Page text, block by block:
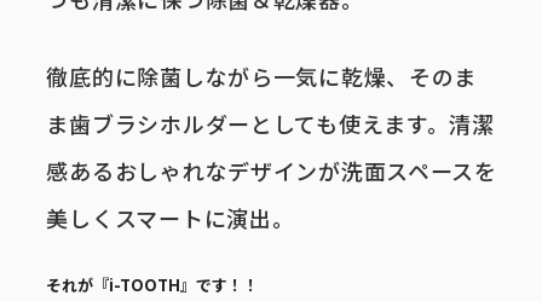
徹底的に除菌しながら一気に乾燥、そのま
ま歯ブラシホルダーとしても使えます。清潔
感あるおしゃれなデザインが洗面スペースを
美しくスマートに演出。
それが『i-TOOTH』です！！